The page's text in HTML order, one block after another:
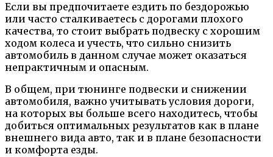
Если вы предпочитаете ездить по бездорожью
или часто сталкиваетесь с дорогами плохого
качества, то стоит выбрать подвеску с хорошим
ходом колеса и учесть, что сильно снизить
автомобиль в данном случае может оказаться
непрактичным и опасным.
В общем, при тюнинге подвески и снижении
автомобиля, важно учитывать условия дороги,
на которых вы больше всего находитесь, чтобы
добиться оптимальных результатов как в плане
внешнего вида авто, так и в плане безопасности
и комфорта езды.